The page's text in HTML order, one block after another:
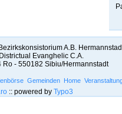
A.B.
Evanghelic C.A.
Ro - 550182 Sibiu/Hermannstadt
Gemeinden Home
:: powered by Typo3